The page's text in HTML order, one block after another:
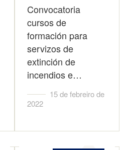
Convocatoria
cursos de
formación para
servizos de
extinción de
incendios e…
15 de febreiro de
2022